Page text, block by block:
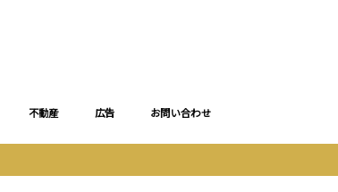
不動産 広告 お問い合わせ